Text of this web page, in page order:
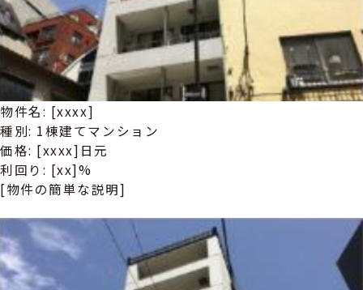
物件名: [xxxx]
種別: 1棟建てマンション
価格: [xxxx]日元
利回り: [xx]%
[物件の簡単な説明]